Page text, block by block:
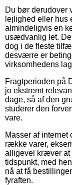
Du bør derudover
lejlighed eller hus
almindeligvis en
usædvanlig let.
dog i de fleste
desværre er
virksomhedens
Fragtperioden på
jo ekstremt
dage, så af den
studerer den
vare.
Masser af internet
række varer,
alligevel kræver at
tidspunkt, med
nå at få
fyraften.